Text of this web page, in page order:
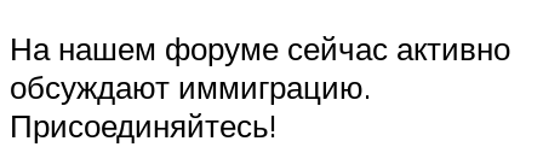
На нашем форуме сейчас активно
обсуждают иммиграцию.
Присоединяйтесь!